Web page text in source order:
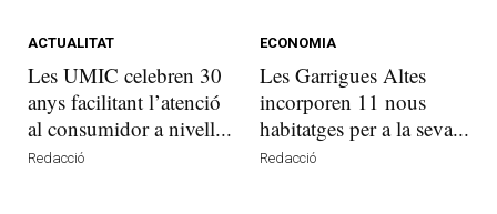
ACTUALITAT
Les UMIC celebren 30
anys facilitant l’atenció
al consumidor a nivell...
Redacció
ECONOMIA
Les Garrigues Altes
incorporen 11 nous
habitatges per a la seva...
Redacció